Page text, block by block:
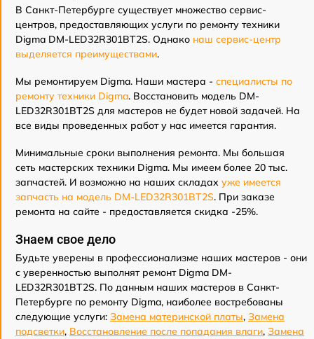
В Санкт-Петербурге существует множество сервис-
центров, предоставляющих услуги по ремонту техники
Digma DM-LED32R301BT2S. Однако наш сервис-центр
выделяется преимуществами.
Мы ремонтируем Digma. Наши мастера - специалисты по
ремонту техники Digma. Восстановить модель DM-
LED32R301BT2S для мастеров не будет новой задачей. На
все виды проведенных работ у нас имеется гарантия.
Минимальные сроки выполнения ремонта. Мы большая
сеть мастерских техники Digma. Мы имеем более 20 тыс.
запчастей. И возможно на наших складах уже имеется
запчасть на модель DM-LED32R301BT2S. При заказе
ремонта на сайте - предоставляется скидка -25%.
Знаем свое дело
Будьте уверены в профессионализме наших мастеров - они
с уверенностью выполнят ремонт Digma DM-
LED32R301BT2S. По данным наших мастеров в Санкт-
Петербурге по ремонту Digma, наиболее востребованы
следующие услуги: Замена материнской платы, Замена
подсветки, Восстановление после попадания влаги, Замена